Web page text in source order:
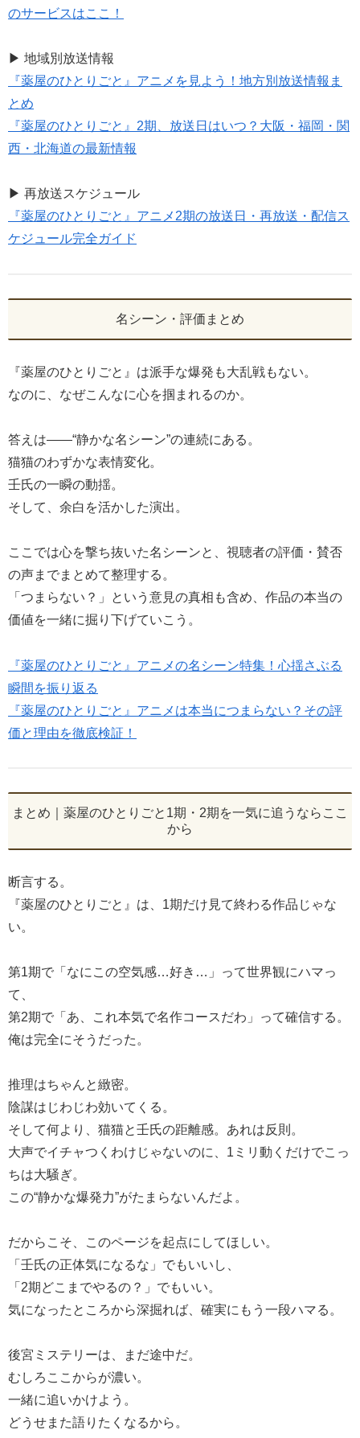
のサービスはここ！
▶ 地域別放送情報
『薬屋のひとりごと』アニメを見よう！地方別放送情報ま
とめ
『薬屋のひとりごと』2期、放送日はいつ？大阪・福岡・関
西・北海道の最新情報
▶ 再放送スケジュール
『薬屋のひとりごと』アニメ2期の放送日・再放送・配信ス
ケジュール完全ガイド
名シーン・評価まとめ
『薬屋のひとりごと』は派手な爆発も大乱戦もない。
なのに、なぜこんなに心を掴まれるのか。
答えは――“静かな名シーン”の連続にある。
猫猫のわずかな表情変化。
壬氏の一瞬の動揺。
そして、余白を活かした演出。
ここでは心を撃ち抜いた名シーンと、視聴者の評価・賛否
の声までまとめて整理する。
「つまらない？」という意見の真相も含め、作品の本当の
価値を一緒に掘り下げていこう。
『薬屋のひとりごと』アニメの名シーン特集！心揺さぶる
瞬間を振り返る
『薬屋のひとりごと』アニメは本当につまらない？その評
価と理由を徹底検証！
まとめ｜薬屋のひとりごと1期・2期を一気に追うならここ
から
断言する。
『薬屋のひとりごと』は、1期だけ見て終わる作品じゃな
い。
第1期で「なにこの空気感…好き…」って世界観にハマっ
て、
第2期で「あ、これ本気で名作コースだわ」って確信する。
俺は完全にそうだった。
推理はちゃんと緻密。
陰謀はじわじわ効いてくる。
そして何より、猫猫と壬氏の距離感。あれは反則。
大声でイチャつくわけじゃないのに、1ミリ動くだけでこっ
ちは大騒ぎ。
この“静かな爆発力”がたまらないんだよ。
だからこそ、このページを起点にしてほしい。
「壬氏の正体気になるな」でもいいし、
「2期どこまでやるの？」でもいい。
気になったところから深掘れば、確実にもう一段ハマる。
後宮ミステリーは、まだ途中だ。
むしろここからが濃い。
一緒に追いかけよう。
どうせまた語りたくなるから。